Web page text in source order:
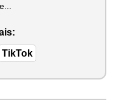
TikTok